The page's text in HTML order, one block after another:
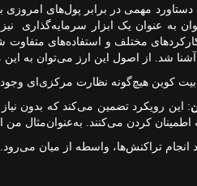
دستاورد مهمی در برابر پول‌های
به عنوان یک ابزار سرمایه‌گذاری
مختلف و استفاده‌های متفاوت
شد. از اصول این ارز می‌توان به این
کوین هیچ‌گونه نظارت مرکزی‌ای وجود
: این رویکرد تضمین می‌کند که بدون
اطمینان کردن می‌کنند. به‌عنوان‌مثال
انجام تراکنش‌ها، واسطه از میان